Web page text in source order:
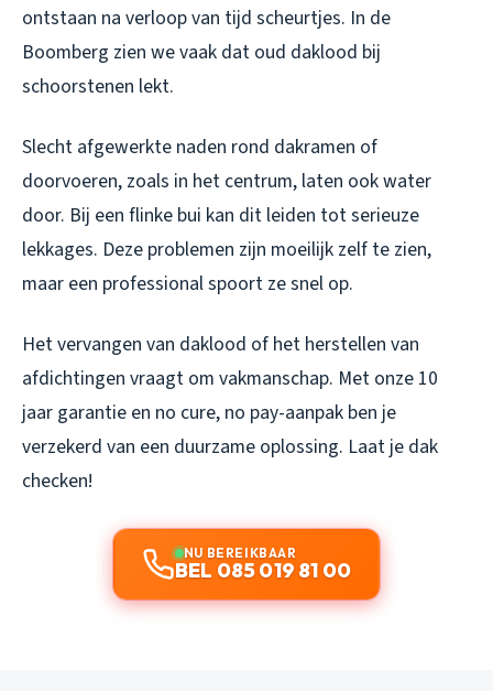
ontstaan na verloop van tijd scheurtjes. In de
Boomberg zien we vaak dat oud daklood bij
schoorstenen lekt.
Slecht afgewerkte naden rond dakramen of
doorvoeren, zoals in het centrum, laten ook water
door. Bij een flinke bui kan dit leiden tot serieuze
lekkages. Deze problemen zijn moeilijk zelf te zien,
maar een professional spoort ze snel op.
Het vervangen van daklood of het herstellen van
afdichtingen vraagt om vakmanschap. Met onze 10
jaar garantie en no cure, no pay-aanpak ben je
verzekerd van een duurzame oplossing. Laat je dak
checken!
NU BEREIKBAAR
BEL 085 019 81 00